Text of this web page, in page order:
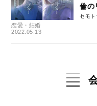
恋愛・結婚
2022.05.13
倫の
セモト